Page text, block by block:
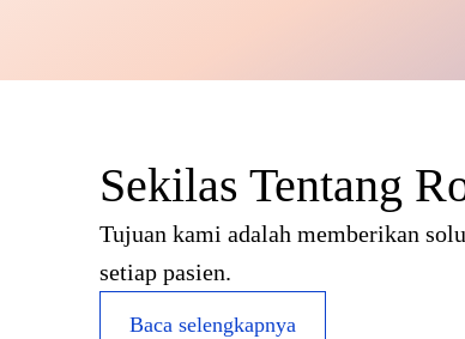
Sekilas Tentang
Tujuan kami adalah memberikan
setiap pasien.
Baca selengkapnya